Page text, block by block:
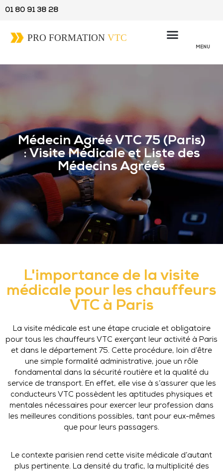
01 80 91 38 28
MENU
Médecin Agréé VTC 75 (Paris)
: Visite Médicale et Liste des
Médecins Agréés
L'importance de la visite
médicale pour les chauffeurs
VTC à Paris
La visite médicale est une étape cruciale et obligatoire
pour tous les chauffeurs VTC exerçant leur activité à Paris
et dans le département 75. Cette procédure, loin d’être
une simple formalité administrative, joue un rôle
fondamental dans la sécurité routière et la qualité du
service de transport. En effet, elle vise à s’assurer que les
conducteurs VTC possèdent les aptitudes physiques et
mentales nécessaires pour exercer leur profession dans
les meilleures conditions possibles, tant pour eux-mêmes
que pour leurs passagers.
Le contexte parisien rend cette visite médicale d’autant
plus pertinente. La densité du trafic, la multiplicité des